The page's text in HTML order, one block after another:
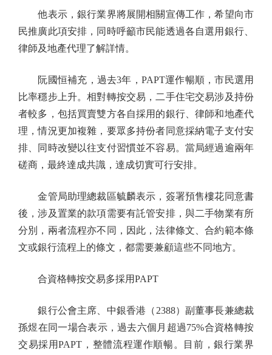
他表示，銀行業界將展開相關宣傳工作，希望向市
民推廣此項安排，同時呼籲市民能透過各自選用銀行、
律師及地產代理了解詳情。
阮國恒補充，過去3年，PAPT運作暢順，市民選用
比率穩步上升。相對轉按交易，二手住宅交易涉及持份
者較多，包括買賣雙方各自採用的銀行、律師和地產代
理，情況更加複雜，要眾多持份者同意採納電子支付安
排、同時改變以往支付習慣並不容易。當局經過逾兩年
磋商，最終達成共識，達成切實可行安排。
金管局助理總裁區毓麟表示，簽署預售樓花同意書
後，涉及置業的款項需要有託管安排，與二手物業有所
分別，兩者流程亦不同，因此，法律條文、合約範本條
文或銀行流程上的條文，都需要兼顧這些不同地方。
合資格轉按交易多採用PAPT
銀行公會主席、中銀香港（2388）副董事長兼總裁
孫煜在同一場合表示，過去六個月超過75%合資格轉按
交易採用PAPT，整體流程運作順暢。目前，銀行業界